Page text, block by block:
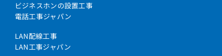
ビジネスホンの設置工事
電話工事ジャパン
LAN配線工事
LAN工事ジャパン